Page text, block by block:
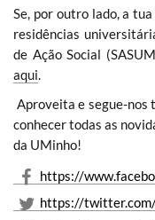
Se, por outro lado, a
residências
de Ação Social
aqui.
Aproveita e segue-nos
conhecer todas as
da UMinho!
https://
https://